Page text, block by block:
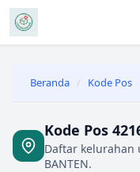
Beranda / Kode Pos
Kode Pos
Daftar kelurahan
BANTEN.